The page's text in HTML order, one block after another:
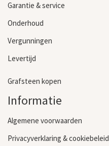
Garantie & service
Onderhoud
Vergunningen
Levertijd
Grafsteen kopen
Informatie
Algemene voorwaarden
Privacyverklaring & cookiebeleid